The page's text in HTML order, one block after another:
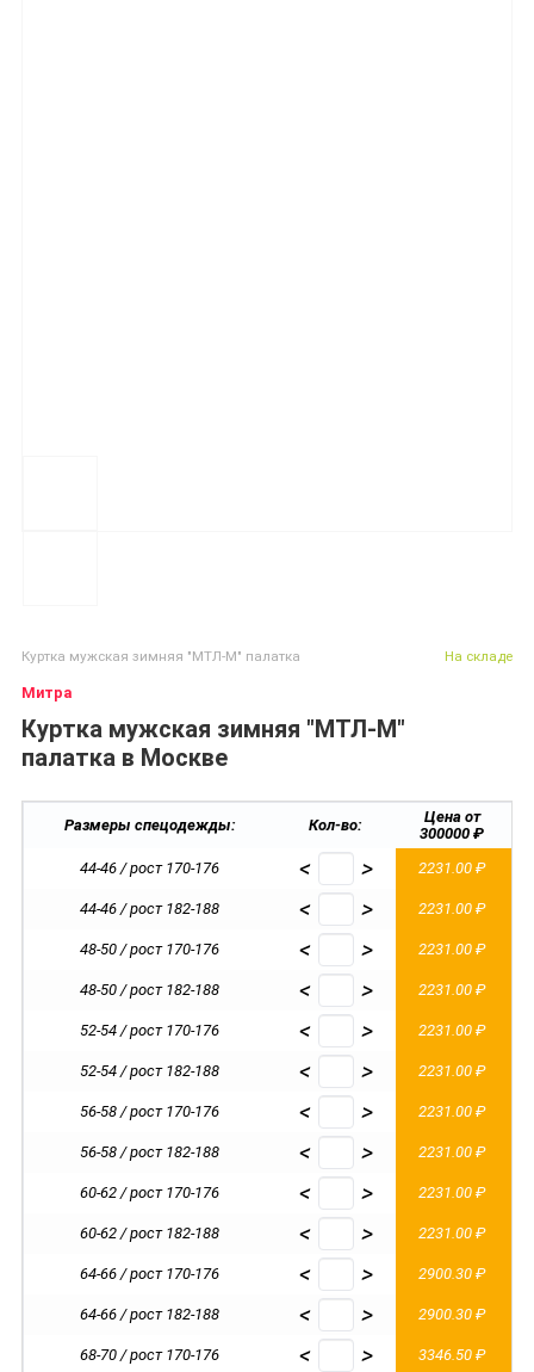
Куртка мужская зимняя "МТЛ-М" палатка
Митра
Куртка мужская зимняя "МТЛ-М"
палатка в Москве
На складе
Размеры спецодежды: Кол-во:
Цена от
300000 ₽
44-46 / рост 170-176
< > 2231.00 ₽
44-46 / рост 182-188 < > 2231.00 ₽
48-50 / рост 170-176 < > 2231.00 ₽
48-50 / рост 182-188 < > 2231.00 ₽
52-54 / рост 170-176 < > 2231.00 ₽
52-54 / рост 182-188 < > 2231.00 ₽
56-58 / рост 170-176 < > 2231.00 ₽
56-58 / рост 182-188 < > 2231.00 ₽
60-62 / рост 170-176 < > 2231.00 ₽
60-62 / рост 182-188 < > 2231.00 ₽
64-66 / рост 170-176 < > 2900.30 ₽
64-66 / рост 182-188 < > 2900.30 ₽
68-70 / рост 170-176 < > 3346.50 ₽